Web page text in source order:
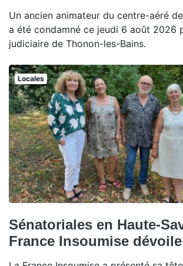
Un ancien animateur du centre-aéré
a été condamné ce jeudi 6 août 2026
judiciaire de Thonon-les-Bains.
Locales
Sénatoriales en Haute-
France Insoumise